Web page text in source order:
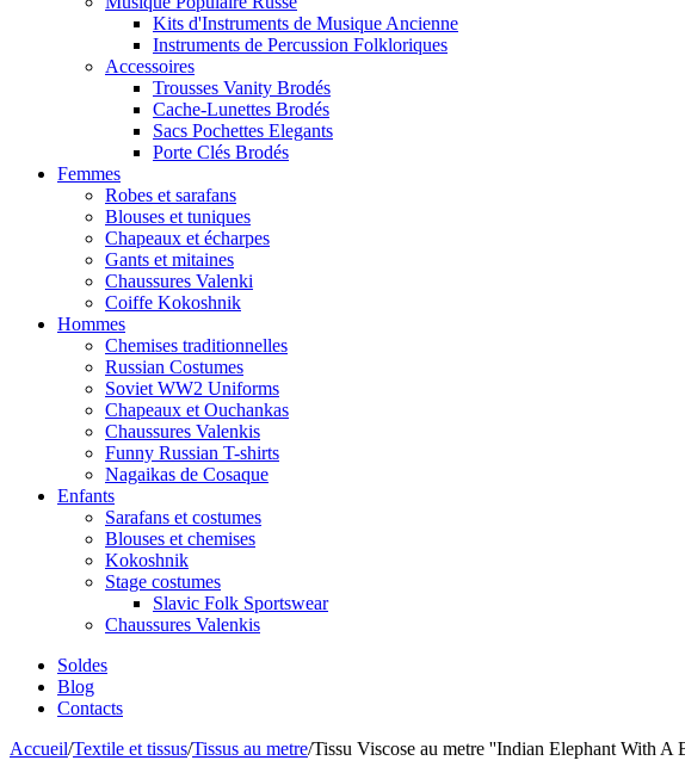
Kits d'Instruments de Musique Ancienne
Instruments de Percussion Folkloriques
Accessoires
Trousses Vanity Brodés
Cache-Lunettes Brodés
Sacs Pochettes Elegants
Porte Clés Brodés
Femmes
Robes et sarafans
Blouses et tuniques
Chapeaux et écharpes
Gants et mitaines
Chaussures Valenki
Coiffe Kokoshnik
Hommes
Chemises traditionnelles
Russian Costumes
Soviet WW2 Uniforms
Chapeaux et Ouchankas
Chaussures Valenkis
Funny Russian T-shirts
Nagaikas de Cosaque
Enfants
Sarafans et costumes
Blouses et chemises
Kokoshnik
Stage costumes
Slavic Folk Sportswear
Chaussures Valenkis
Soldes
Blog
Contacts
Accueil/Textile et tissus/Tissus au metre/Tissu Viscose au metre ''Indian Elephant With A